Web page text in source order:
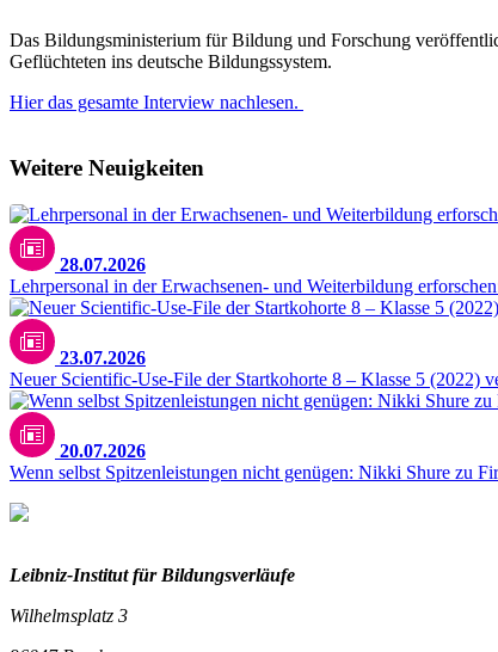
Das Bildungsministerium für Bildung und Forschung
Geflüchteten ins deutsche Bildungssystem.
Hier das gesamte Interview nachlesen.
Weitere Neuigkeiten
28.07.2026
Lehrpersonal in der Erwachsenen- und Weiterbildung
23.07.2026
Neuer Scientific-Use-File der Startkohorte 8 – Klasse 5 (2022)
20.07.2026
Wenn selbst Spitzenleistungen nicht genügen: Nikki Shure zu
Leibniz-Institut für Bildungsverläufe
Wilhelmsplatz 3